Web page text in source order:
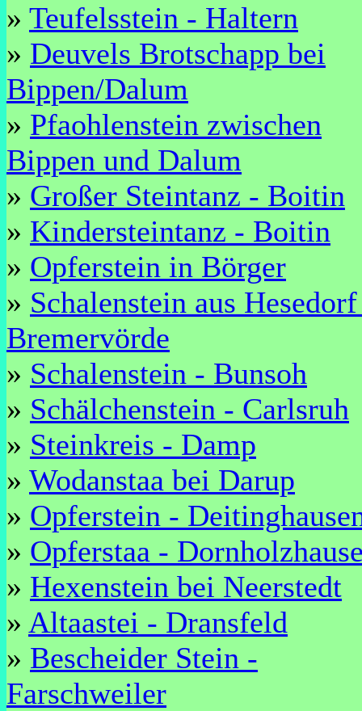
» Teufelsstein - Haltern
» Deuvels Brotschapp bei
Bippen/Dalum
» Pfaohlenstein zwischen
Bippen und Dalum
» Großer Steintanz - Boitin
» Kindersteintanz - Boitin
» Opferstein in Börger
» Schalenstein aus
Bremervörde
» Schalenstein - Bunsoh
» Schälchenstein - Carlsruh
» Steinkreis - Damp
» Wodanstaa bei Darup
» Opferstein -
» Opferstaa -
» Hexenstein bei Neerstedt
» Altaastei - Dransfeld
» Bescheider Stein -
Farschweiler